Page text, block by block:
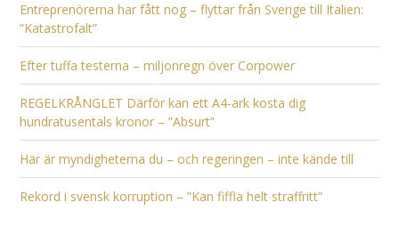
Entreprenörerna har fått nog – flyttar från Sverige till Italien:
”Katastrofalt”
Efter tuffa testerna – miljonregn över Corpower
REGELKRÅNGLET Därför kan ett A4-ark kosta dig
hundratusentals kronor – ”Absurt”
Här är myndigheterna du – och regeringen – inte kände till
Rekord i svensk korruption – ”Kan fiffla helt straffritt”